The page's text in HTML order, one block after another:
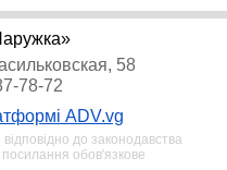
58
78-72
ADV.vg
до законодавства
посилання обов'язкове